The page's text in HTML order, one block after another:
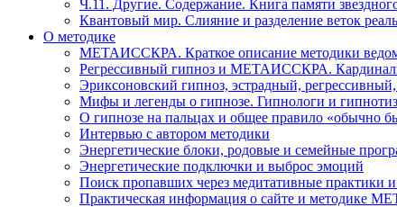
Ч.11. Другие. Содержание. Книга памяти
Квантовый мир. Слияние и разделение веток
О методике
МЕТАИССКРА. Краткое описание методики
Регрессивный гипноз и МЕТАИССКРА.
Эриксоновский гипноз, эстрадный,
Мифы и легенды о гипнозе. Гипнологи и
О гипнозе на пальцах и общее правило «обычно
Интервью с автором методики
Энергетические блоки, родовые и семейные
Энергетические подключки и выброс эмоций
Поиск пропавших через медитативные практики и
Практическая информация о сайте и методике